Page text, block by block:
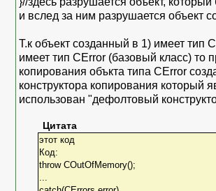
и вслед за ним разрушается объект
Т.к объект созданный в 1) имеет тип
имеет тип CError (базовый класс) то
копирования объкта типа CError
конструктора копирования который
использован "дефолтовый
Цитата
этот код
Код:
throw COutOfMemory();